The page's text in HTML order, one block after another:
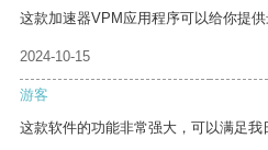
这款加速器VPM应用程序可以给你提供
2024-10-15
游客
这款软件的功能非常强大，可以满足我